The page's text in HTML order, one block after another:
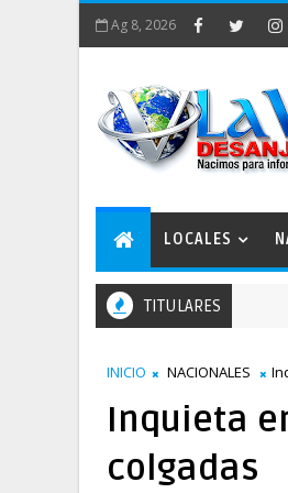
Ag 8, 2026
LOCALES
TITULARES
INICIO NACIONALES
Inquieta
colgadas